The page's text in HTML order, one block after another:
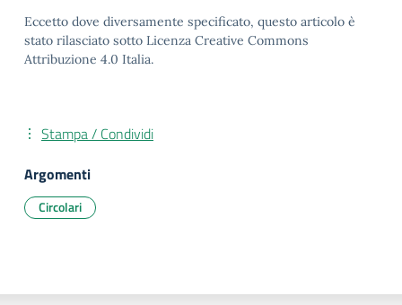
Eccetto dove diversamente specificato, questo articolo è
stato rilasciato sotto Licenza Creative Commons
Attribuzione 4.0 Italia.
Stampa / Condividi
Argomenti
Circolari